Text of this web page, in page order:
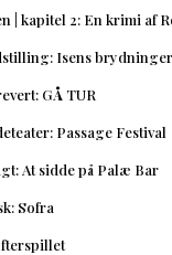
| kapitel 2: En krimi af
Isens brydninger
GÅ TUR
Passage Festival
At sidde på Palæ Bar
Sofra